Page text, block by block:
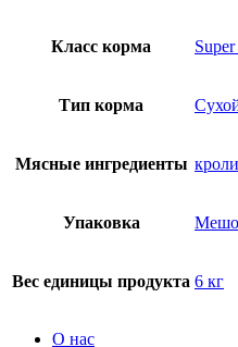
Класс корма
Тип корма
Мясные ингредиенты
Упаковка
Вес единицы продукта 6 кг
О нас